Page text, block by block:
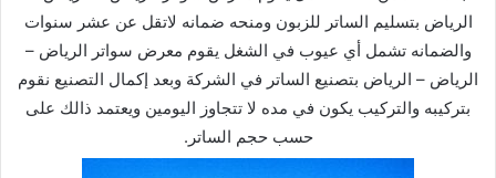
الرياض بتسليم الساتر للزبون ومنحه ضمانه لاتقل عن عشر سنوات
والضمانه تشمل أي عيوب في الشغل يقوم معرض سواتر الرياض –
الرياض – الرياض بتصنيع الساتر في الشركة وبعد إكمال التصنيع نقوم
بتركيبه والتركيب يكون في مده لا تتجاوز اليومين ويعتمد ذالك على
حسب حجم الساتر.